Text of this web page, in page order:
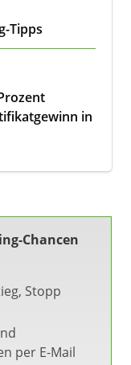
Tipps
in
Chancen
Stopp
per E-Mail